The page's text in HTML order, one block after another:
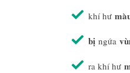
khí hư
bị ngứa
ra khí hư